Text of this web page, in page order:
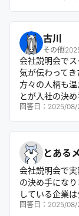
古川
その他
会社説明会で
気が伝わって
方々の人柄も
とが入社の決め
回答日： 2025/08/
とある
会社説明会で
の決め手にな
している企業
回答日： 2025/08/